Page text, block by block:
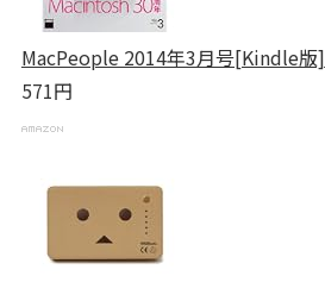
MacPeople 2014年3月号[Kindle版]
571円